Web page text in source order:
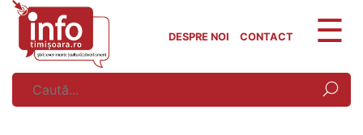
Skip
content
DESPRE NOI CONTACT